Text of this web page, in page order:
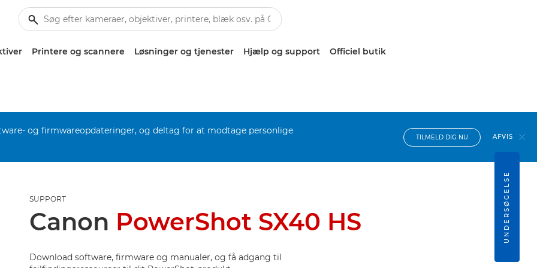
Printere og scannere Løsninger og tjenester Hjælp og support Officiel butik
og firmwareopdateringer, og deltag for at modtage personlige
TILMELD DIG NU AFVIS
SUPPORT
Canon PowerShot SX40 HS
Download software, firmware og manualer, og få adgang til
UNDERSØGELSE